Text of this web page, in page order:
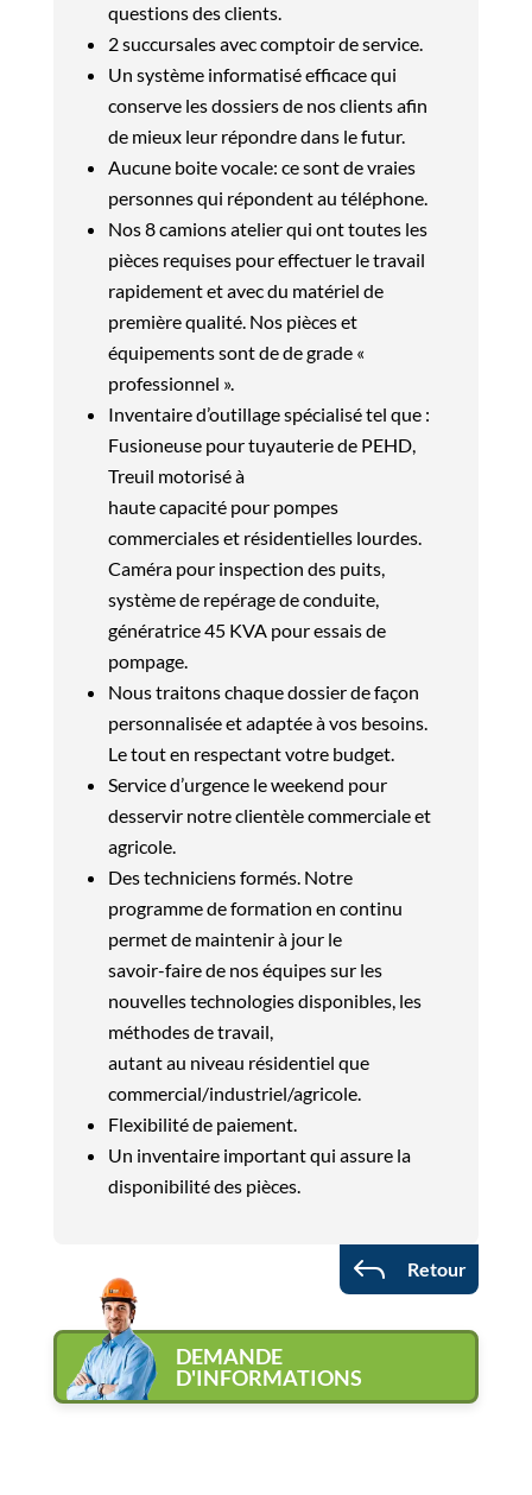
questions des clients.
2 succursales avec comptoir de service.
Un système informatisé efficace qui
conserve les dossiers de nos clients afin
de mieux leur répondre dans le futur.
Aucune boite vocale: ce sont de vraies
personnes qui répondent au téléphone.
Nos 8 camions atelier qui ont toutes les
pièces requises pour effectuer le travail
rapidement et avec du matériel de
première qualité. Nos pièces et
équipements sont de de grade «
professionnel ».
Inventaire d’outillage spécialisé tel que :
Fusioneuse pour tuyauterie de PEHD,
Treuil motorisé à
haute capacité pour pompes
commerciales et résidentielles lourdes.
Caméra pour inspection des puits,
système de repérage de conduite,
génératrice 45 KVA pour essais de
pompage.
Nous traitons chaque dossier de façon
personnalisée et adaptée à vos besoins.
Le tout en respectant votre budget.
Service d’urgence le weekend pour
desservir notre clientèle commerciale et
agricole.
Des techniciens formés. Notre
programme de formation en continu
permet de maintenir à jour le
savoir-faire de nos équipes sur les
nouvelles technologies disponibles, les
méthodes de travail,
autant au niveau résidentiel que
commercial/industriel/agricole.
Flexibilité de paiement.
Un inventaire important qui assure la
disponibilité des pièces.
J Retour
DEMANDE
D'INFORMATIONS